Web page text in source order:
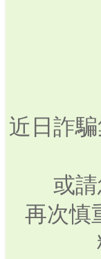
近日詐
或
再次慎